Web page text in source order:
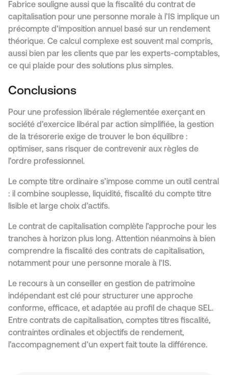
Fabrice souligne aussi que la fiscalité du contrat de
capitalisation pour une personne morale à l’IS implique un
précompte d’imposition annuel basé sur un rendement
théorique. Ce calcul complexe est souvent mal compris,
aussi bien par les clients que par les experts-comptables,
ce qui plaide pour des solutions plus simples.
Conclusions
Pour une profession libérale réglementée exerçant en
société d’exercice libéral par action simplifiée, la gestion
de la trésorerie exige de trouver le bon équilibre :
optimiser, sans risquer de contrevenir aux règles de
l’ordre professionnel.
Le compte titre ordinaire s’impose comme un outil central
: il combine souplesse, liquidité, fiscalité du compte titre
lisible et large choix d’actifs.
Le contrat de capitalisation complète l’approche pour les
tranches à horizon plus long. Attention néanmoins à bien
comprendre la fiscalité des contrats de capitalisation,
notamment pour une personne morale à l’IS.
Le recours à un conseiller en gestion de patrimoine
indépendant est clé pour structurer une approche
conforme, efficace, et adaptée au profil de chaque SEL.
Entre contrats de capitalisation, comptes titres fiscalité,
contraintes ordinales et objectifs de rendement,
l’accompagnement d’un expert fait toute la différence.